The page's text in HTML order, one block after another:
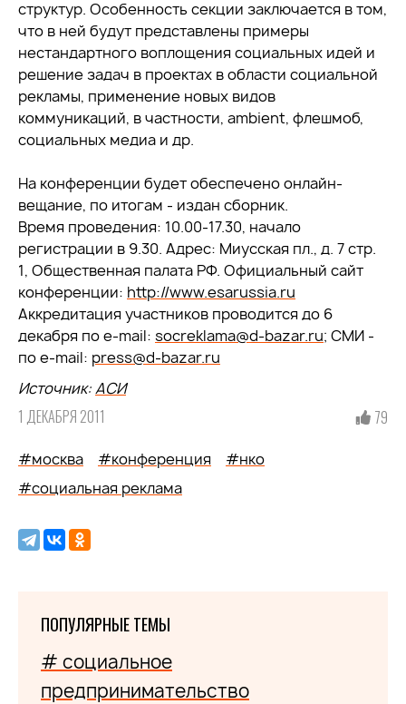
структур. Особенность секции заключается в том,
что в ней будут представлены примеры
нестандартного воплощения социальных идей и
решение задач в проектах в области социальной
рекламы, применение новых видов
коммуникаций, в частности, ambient, флешмоб,
социальных медиа и др.
На конференции будет обеспечено онлайн-
вещание, по итогам - издан сборник.
Время проведения: 10.00-17.30, начало
регистрации в 9.30. Адрес: Миусская пл., д. 7 стр.
1, Общественная палата РФ. Официальный сайт
конференции: http://www.esarussia.ru
Аккредитация участников проводится до 6
декабря по e-mail: socreklama@d-bazar.ru; СМИ -
по e-mail: press@d-bazar.ru
Источник:АСИ
1 ДЕКАБРЯ 2011 79
#москва #конференция
#нко
#социальная реклама
ПОПУЛЯРНЫЕ ТЕМЫ
# социальное
предпринимательство